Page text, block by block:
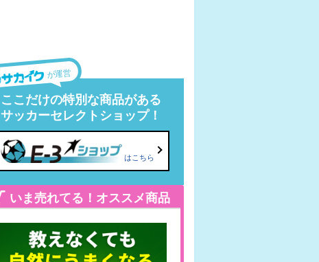
が運営
ここだけの特別な商品がある
サッカーセレクトショップ！
はこちら
いま売れてる！オススメ商品